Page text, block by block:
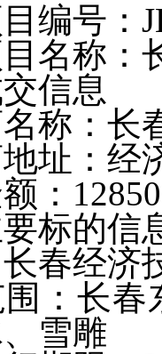
编号：
名称：
信息
称：长
址：经
：
标的信
春经济
围：长
雪雕